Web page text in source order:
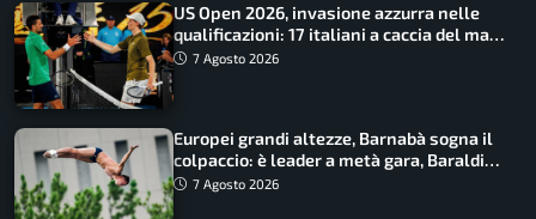
US Open 2026, invasione azzurra nelle
qualificazioni: 17 italiani a caccia del main
draw7 Agosto 2026
Europei grandi altezze, Barnabà sogna il
colpaccio: è leader a metà gara, Baraldi
ancora in corsa
7 Agosto 2026